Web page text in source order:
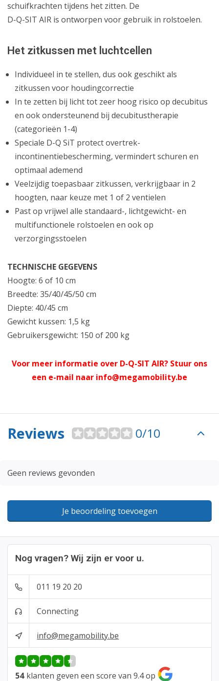
schuifkrachten tijdens het zitten. De
D-Q-SIT AIR is ontworpen voor gebruik in rolstoelen.
Het zitkussen met luchtcellen
Individueel in te stellen, dus ook geschikt als
zitkussen voor houdingcorrectie
In te zetten bij licht tot zeer hoog risico op decubitus
en ook ondersteunend bij decubitustherapie
(categorieën 1-4)
Speciale D-Q SiT protect overtrek-
incontinentiebescherming, vermindert schuren en
optimaal ademend
Veelzijdig toepasbaar zitkussen, verkrijgbaar in 2
hoogten, naar keuze met 1 of 2 ventielen
Past op vrijwel alle standaard-, lichtgewicht- en
multifunctionele rolstoelen en ook op
verzorgingsstoelen
TECHNISCHE GEGEVENS
Hoogte: 6 of 10 cm
Breedte: 35/40/45/50 cm
Diepte: 40/45 cm
Gewicht kussen: 1,5 kg
Gebruikersgewicht: 150 of 200 kg
Voor meer informatie over D-Q-SIT AIR? Stuur ons
een e-mail naar info@megamobility.be
Nog vragen? Wij zijn er voor u.
011 19 20 20
Connecting
info@megamobility.be
54 klanten geven een score van 9.4 op
Reviews 0/10
Geen reviews gevonden
Je beoordeling toevoegen